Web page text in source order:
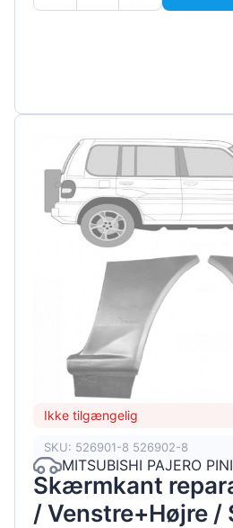
Ikke tilgængelig
SKU: 526901-8 526902-8
MITSUBISHI PAJERO
Skærmkant
/ Venstre+Højre /